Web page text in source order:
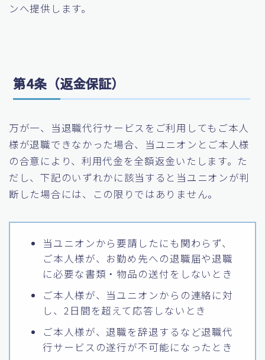
ンへ提供します。
第4条（返金保証）
万が一、当退職代行サービスをご利用してもご本人
様が退職できなかった場合、当ユニオンとご本人様
の合意により、利用代金を全額返金いたします。た
だし、下記のいずれかに該当すると当ユニオンが判
断した場合には、この限りではありません。
当ユニオンから要請したにも関わらず、
ご本人様が、お勤め先への退職届や退職
に必要な書類・物品の送付をしないとき
ご本人様が、当ユニオンからの連絡に対
し、2日間を超えて応答しないとき
ご本人様が、退職を辞退するなど退職代
行サービスの遂行が不可能になったとき